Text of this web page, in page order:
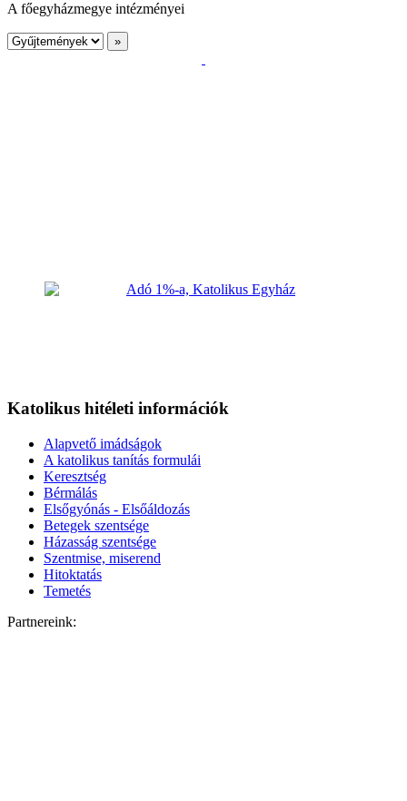
A főegyházmegye intézményei
Katolikus hitéleti információk
Alapvető imádságok
A katolikus tanítás formulái
Keresztség
Bérmálás
Elsőgyónás - Elsőáldozás
Betegek szentsége
Házasság szentsége
Szentmise, miserend
Hitoktatás
Temetés
Partnereink: